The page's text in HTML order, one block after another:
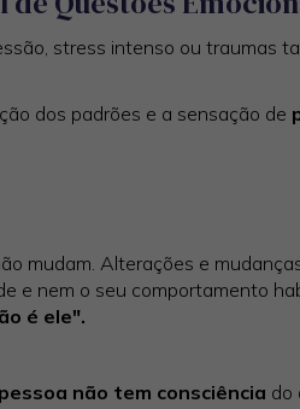
stress intenso ou traumas
dos padrões e a sensação de
mudam. Alterações e
e nem o seu comportamento
é ele".
não tem consciência do